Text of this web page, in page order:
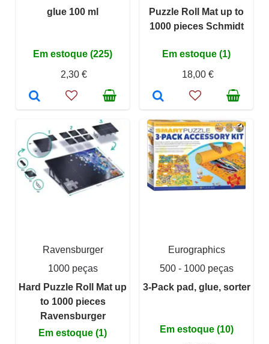
glue 100 ml
Em estoque (225)
2,30 €
Puzzle Roll Mat up to
1000 pieces Schmidt
Em estoque (1)
18,00 €
Ravensburger
1000 peças
Hard Puzzle Roll Mat up
to 1000 pieces
Ravensburger
Em estoque (1)
Eurographics
500 - 1000 peças
3-Pack pad, glue, sorter
Em estoque (10)